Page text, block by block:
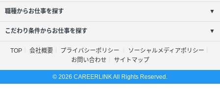
職種からお仕事を探す ▼
こだわり条件からお仕事を探す ▼
TOP 会社概要 プライバシーポリシー
ソーシャルメディアポリシー
お問い合わせ
サイトマップ
© 2026 CAREERLINK All Rights Reserved.